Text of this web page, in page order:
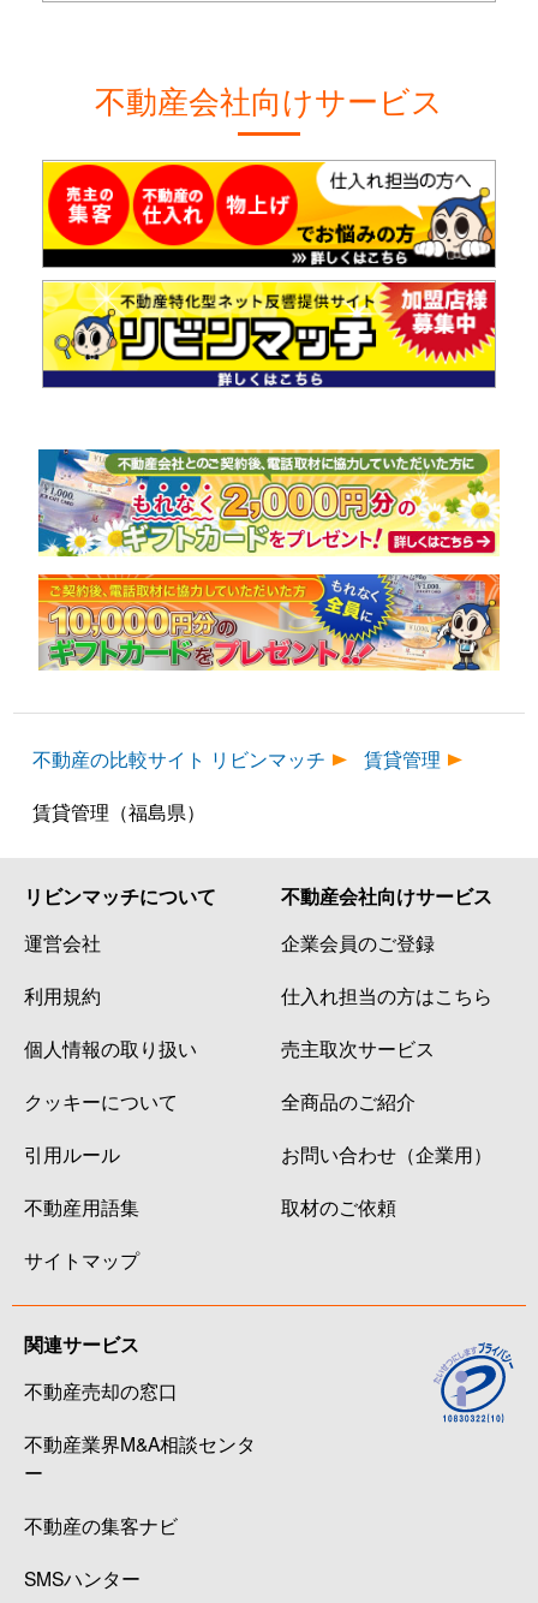
不動産会社向けサービス
不動産の比較サイト リビンマッチ
賃貸管理
賃貸管理（福島県）
リビンマッチについて
運営会社
利用規約
個人情報の取り扱い
クッキーについて
引用ルール
不動産用語集
サイトマップ
不動産会社向けサービス
企業会員のご登録
仕入れ担当の方はこちら
売主取次サービス
全商品のご紹介
お問い合わせ（企業用）
取材のご依頼
関連サービス
不動産売却の窓口
不動産業界M&A相談センタ
ー
不動産の集客ナビ
SMSハンター